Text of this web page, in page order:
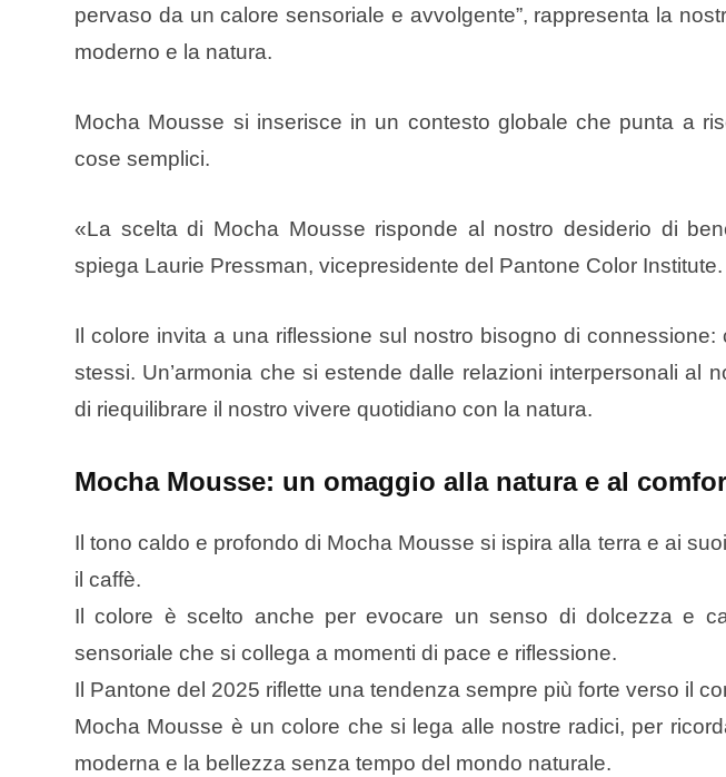
pervaso da un calore sensoriale e avvolgente”, rappresenta la
moderno e la natura.
Mocha Mousse si inserisce in un contesto globale che punta a
cose semplici.
«La scelta di Mocha Mousse risponde al nostro desiderio di
spiega Laurie Pressman, vicepresidente del Pantone Color Institute.
Il colore invita a una riflessione sul nostro bisogno di connessione:
stessi. Un’armonia che si estende dalle relazioni interpersonali al
di riequilibrare il nostro vivere quotidiano con la natura.
Mocha Mousse: un omaggio alla natura e al
Il tono caldo e profondo di Mocha Mousse si ispira alla terra e ai
il caffè.
Il colore è scelto anche per evocare un senso di dolcezza e
sensoriale che si collega a momenti di pace e riflessione.
Il Pantone del 2025 riflette una tendenza sempre più forte verso il
Mocha Mousse è un colore che si lega alle nostre radici, per
moderna e la bellezza senza tempo del mondo naturale.